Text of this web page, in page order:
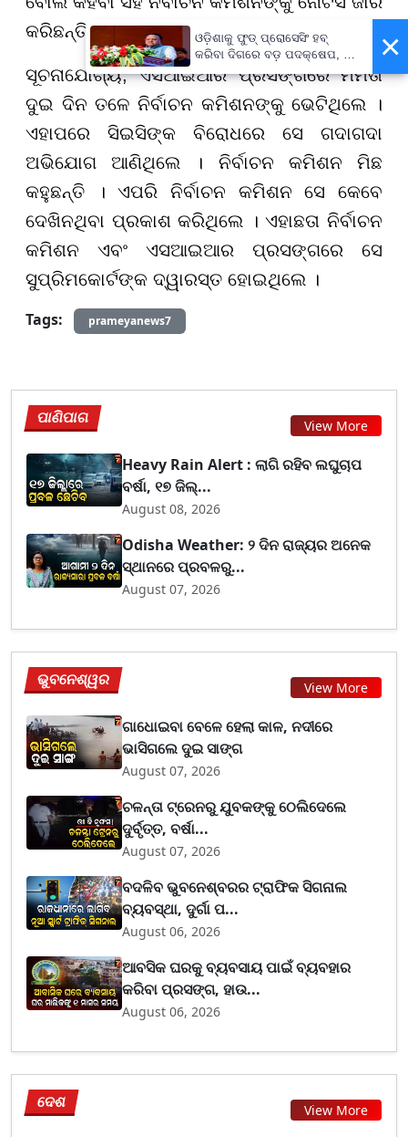
କରିଛନ୍ତି ।
ସୂଚନାଯୋଗ୍ୟ, ଏସଆଇଆର ପ୍ରସଙ୍ଗରେ ମମତା
ଦୁଇ ଦିନ ତଳେ ନିର୍ବାଚନ କମିଶନଙ୍କୁ ଭେଟିଥିଲେ ।
ଏହାପରେ ସିଇସିଙ୍କ ବିରୋଧରେ ସେ ଗଦାଗଦା
ଅଭିଯୋଗ ଆଣିଥିଲେ । ନିର୍ବାଚନ କମିଶନ ମିଛ
କହୁଛନ୍ତି । ଏପରି ନିର୍ବାଚନ କମିଶନ ସେ କେବେ
ଦେଖିନଥିବା ପ୍ରକାଶ କରିଥିଲେ । ଏହାଛତା ନିର୍ବାଚନ
କମିଶନ ଏବଂ ଏସଆଇଆର ପ୍ରସଙ୍ଗରେ ସେ
ସୁପ୍ରିମକୋର୍ଟଙ୍କ ଦ୍ୱାରସ୍ତ ହୋଇଥିଲେ ।
Tags:
prameyanews7
ପାଣିପାଗ View More
Heavy Rain Alert : ଲାଗି ରହିବ ଲଘୁଚାପ
ବର୍ଷା, ୧୭ ଜିଲ୍...
August 08, 2026
Odisha Weather: ୨ ଦିନ ରାଜ୍ୟର ଅନେକ
ସ୍ଥାନରେ ପ୍ରବଳରୁ...
August 07, 2026
ଭୁବନେଶ୍ୱର View More
ଗାଧୋଇବା ବେଳେ ହେଲା କାଳ, ନଦୀରେ
ଭାସିଗଲେ ଦୁଇ ସାଙ୍ଗ
August 07, 2026
ଚଳନ୍ତା ଟ୍ରେନରୁ ଯୁବକଙ୍କୁ ଠେଲିଦେଲେ
ଦୁର୍ବୃତ୍ତ, ବର୍ଷା...
August 07, 2026
ବଦଳିବ ଭୁବନେଶ୍ବରର ଟ୍ରାଫିକ ସିଗନାଲ
ବ୍ୟବସ୍ଥା, ଦୁର୍ଗା ପ...
August 06, 2026
ଆବସିକ ଘରକୁ ବ୍ୟବସାୟ ପାଇଁ ବ୍ୟବହାର
କରିବା ପ୍ରସଙ୍ଗ, ହାଉ...
August 06, 2026
ଦେଶ View More
×
ଓଡ଼ିଶାକୁ ଫୁଡ୍ ପ୍ରୋସେସିଂ ହବ୍
କରିବା ଦିଗରେ ବଡ଼ ପଦକ୍ଷେପ, ୪୨